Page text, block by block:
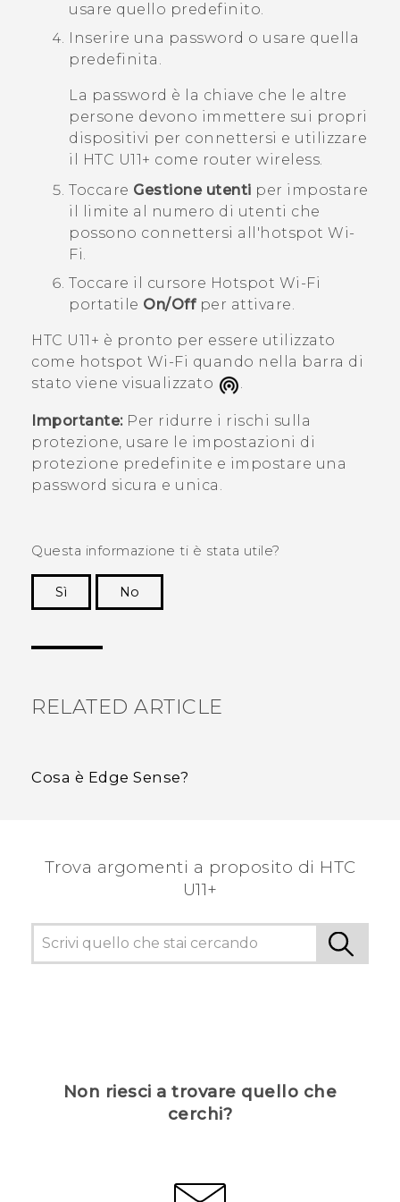
usare quello predefinito.
Inserire una password o usare quella
predefinita.
La password è la chiave che le altre
persone devono immettere sui propri
dispositivi per connettersi e utilizzare
il
HTC U11‍+ come router wireless.
Toccare Gestione utenti per impostare
il limite al numero di utenti che
possono connettersi all'hotspot Wi‍-
Fi.
Toccare il cursore Hotspot Wi-Fi
portatile On/Offper attivare.
HTC U11‍+ è pronto per essere utilizzato
come hotspot Wi‍-Fi quando nella barra di
stato viene visualizzato
.
Importante:Per ridurre i rischi sulla
protezione, usare le impostazioni di
protezione predefinite e impostare una
password sicura e unica.
Questa informazione ti è stata utile?
Sì
No
RELATED ARTICLE
Cosa è Edge Sense?
Trova argomenti a proposito di HTC
U11+
Non riesci a trovare quello che
cerchi?